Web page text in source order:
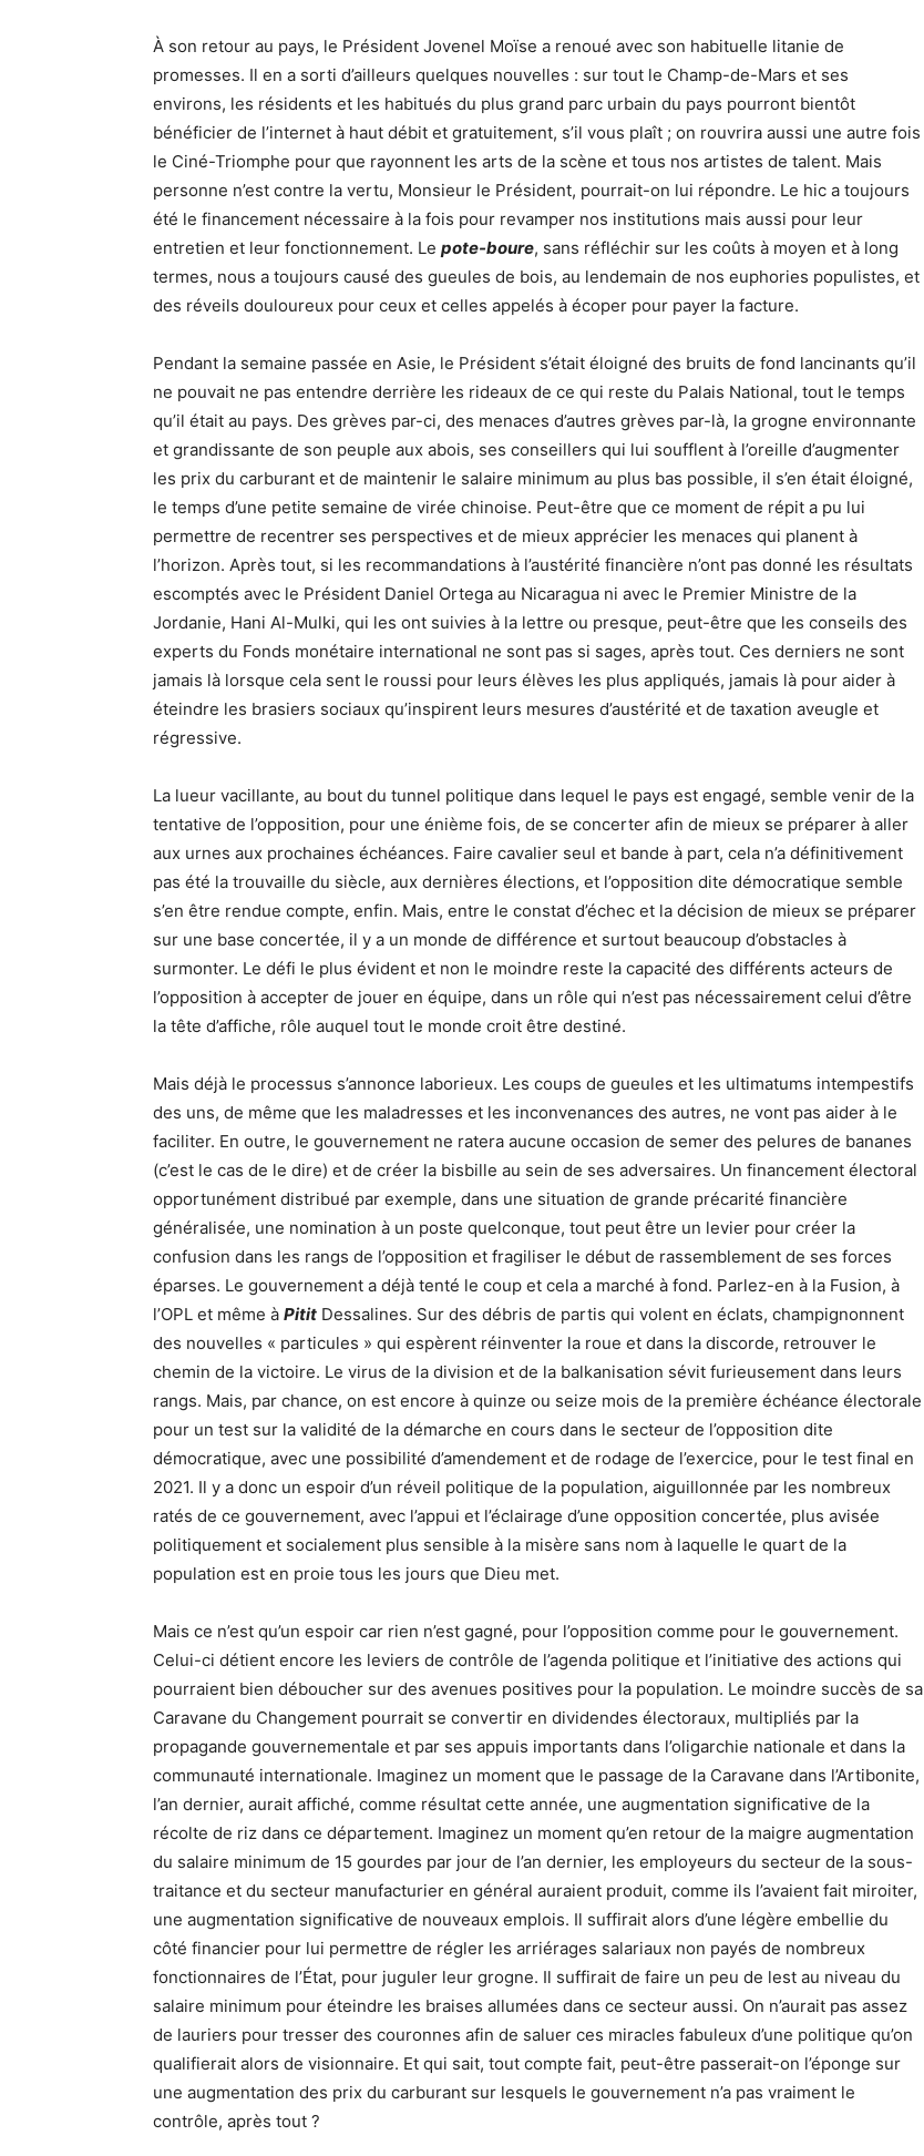
À son retour au pays, le Président Jovenel Moïse a renoué avec son habituelle litanie de
promesses. Il en a sorti d’ailleurs quelques nouvelles : sur tout le Champ-de-Mars et ses
environs, les résidents et les habitués du plus grand parc urbain du pays pourront bientôt
bénéficier de l’internet à haut débit et gratuitement, s’il vous plaît ; on rouvrira aussi une autre fois
le Ciné-Triomphe pour que rayonnent les arts de la scène et tous nos artistes de talent. Mais
personne n’est contre la vertu, Monsieur le Président, pourrait-on lui répondre. Le hic a toujours
été le financement nécessaire à la fois pour revamper nos institutions mais aussi pour leur
entretien et leur fonctionnement. Le pote-boure, sans réfléchir sur les coûts à moyen et à long
termes, nous a toujours causé des gueules de bois, au lendemain de nos euphories populistes, et
des réveils douloureux pour ceux et celles appelés à écoper pour payer la facture.
Pendant la semaine passée en Asie, le Président s’était éloigné des bruits de fond lancinants qu’il
ne pouvait ne pas entendre derrière les rideaux de ce qui reste du Palais National, tout le temps
qu’il était au pays. Des grèves par-ci, des menaces d’autres grèves par-là, la grogne environnante
et grandissante de son peuple aux abois, ses conseillers qui lui soufflent à l’oreille d’augmenter
les prix du carburant et de maintenir le salaire minimum au plus bas possible, il s’en était éloigné,
le temps d’une petite semaine de virée chinoise. Peut-être que ce moment de répit a pu lui
permettre de recentrer ses perspectives et de mieux apprécier les menaces qui planent à
l’horizon. Après tout, si les recommandations à l’austérité financière n’ont pas donné les résultats
escomptés avec le Président Daniel Ortega au Nicaragua ni avec le Premier Ministre de la
Jordanie, Hani Al-Mulki, qui les ont suivies à la lettre ou presque, peut-être que les conseils des
experts du Fonds monétaire international ne sont pas si sages, après tout. Ces derniers ne sont
jamais là lorsque cela sent le roussi pour leurs élèves les plus appliqués, jamais là pour aider à
éteindre les brasiers sociaux qu’inspirent leurs mesures d’austérité et de taxation aveugle et
régressive.
La lueur vacillante, au bout du tunnel politique dans lequel le pays est engagé, semble venir de la
tentative de l’opposition, pour une énième fois, de se concerter afin de mieux se préparer à aller
aux urnes aux prochaines échéances. Faire cavalier seul et bande à part, cela n’a définitivement
pas été la trouvaille du siècle, aux dernières élections, et l’opposition dite démocratique semble
s’en être rendue compte, enfin. Mais, entre le constat d’échec et la décision de mieux se préparer
sur une base concertée, il y a un monde de différence et surtout beaucoup d’obstacles à
surmonter. Le défi le plus évident et non le moindre reste la capacité des différents acteurs de
l’opposition à accepter de jouer en équipe, dans un rôle qui n’est pas nécessairement celui d’être
la tête d’affiche, rôle auquel tout le monde croit être destiné.
Mais déjà le processus s’annonce laborieux. Les coups de gueules et les ultimatums intempestifs
des uns, de même que les maladresses et les inconvenances des autres, ne vont pas aider à le
faciliter. En outre, le gouvernement ne ratera aucune occasion de semer des pelures de bananes
(c’est le cas de le dire) et de créer la bisbille au sein de ses adversaires. Un financement électoral
opportunément distribué par exemple, dans une situation de grande précarité financière
généralisée, une nomination à un poste quelconque, tout peut être un levier pour créer la
confusion dans les rangs de l’opposition et fragiliser le début de rassemblement de ses forces
éparses. Le gouvernement a déjà tenté le coup et cela a marché à fond. Parlez-en à la Fusion, à
l’OPL et même à Pitit Dessalines. Sur des débris de partis qui volent en éclats, champignonnent
des nouvelles « particules » qui espèrent réinventer la roue et dans la discorde, retrouver le
chemin de la victoire. Le virus de la division et de la balkanisation sévit furieusement dans leurs
rangs. Mais, par chance, on est encore à quinze ou seize mois de la première échéance électorale
pour un test sur la validité de la démarche en cours dans le secteur de l’opposition dite
démocratique, avec une possibilité d’amendement et de rodage de l’exercice, pour le test final en
2021. Il y a donc un espoir d’un réveil politique de la population, aiguillonnée par les nombreux
ratés de ce gouvernement, avec l’appui et l’éclairage d’une opposition concertée, plus avisée
politiquement et socialement plus sensible à la misère sans nom à laquelle le quart de la
population est en proie tous les jours que Dieu met.
Mais ce n’est qu’un espoir car rien n’est gagné, pour l’opposition comme pour le gouvernement.
Celui-ci détient encore les leviers de contrôle de l’agenda politique et l’initiative des actions qui
pourraient bien déboucher sur des avenues positives pour la population. Le moindre succès de sa
Caravane du Changement pourrait se convertir en dividendes électoraux, multipliés par la
propagande gouvernementale et par ses appuis importants dans l’oligarchie nationale et dans la
communauté internationale. Imaginez un moment que le passage de la Caravane dans l’Artibonite,
l’an dernier, aurait affiché, comme résultat cette année, une augmentation significative de la
récolte de riz dans ce département. Imaginez un moment qu’en retour de la maigre augmentation
du salaire minimum de 15 gourdes par jour de l’an dernier, les employeurs du secteur de la sous-
traitance et du secteur manufacturier en général auraient produit, comme ils l’avaient fait miroiter,
une augmentation significative de nouveaux emplois. Il suffirait alors d’une légère embellie du
côté financier pour lui permettre de régler les arriérages salariaux non payés de nombreux
fonctionnaires de l’État, pour juguler leur grogne. Il suffirait de faire un peu de lest au niveau du
salaire minimum pour éteindre les braises allumées dans ce secteur aussi. On n’aurait pas assez
de lauriers pour tresser des couronnes afin de saluer ces miracles fabuleux d’une politique qu’on
qualifierait alors de visionnaire. Et qui sait, tout compte fait, peut-être passerait-on l’éponge sur
une augmentation des prix du carburant sur lesquels le gouvernement n’a pas vraiment le
contrôle, après tout ?